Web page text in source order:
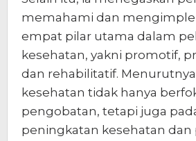
memahami dan
empat pilar utama dalam
kesehatan, yakni promotif,
dan rehabilitatif.
kesehatan tidak hanya
pengobatan, tetapi juga
peningkatan kesehatan dan